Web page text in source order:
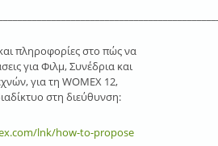
πληροφορίες στο πώς να
για Φιλμ, Συνέδρια και
για τη WOMEX 12,
στη διεύθυνση:
lnk/how-to-propose